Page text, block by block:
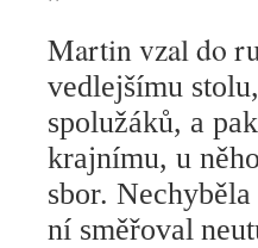
Martin vzal do
vedlejšímu
spolužáků, a
krajnímu, u
sbor.
ní směřoval